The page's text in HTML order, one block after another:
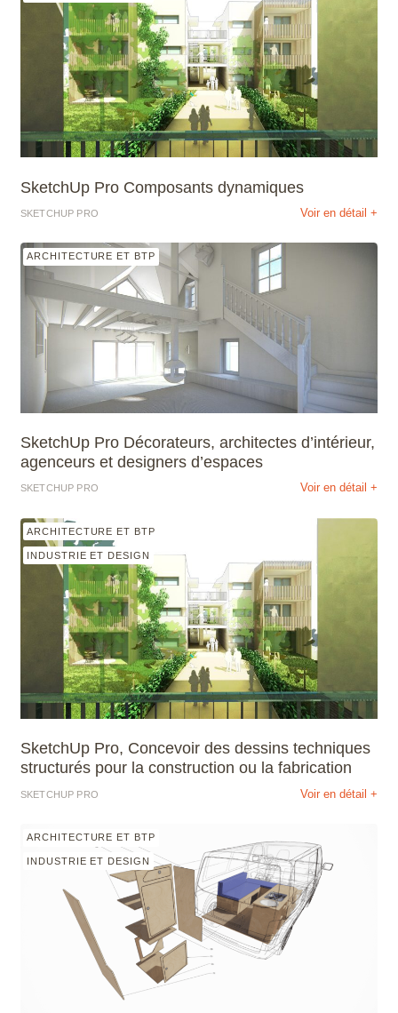
SketchUp Pro Composants dynamiques
SKETCHUP PRO Voir en détail +
ARCHITECTURE ET BTP
SketchUp Pro Décorateurs, architectes d’intérieur,
agenceurs et designers d’espaces
SKETCHUP PRO Voir en détail +
ARCHITECTURE ET BTP
INDUSTRIE ET DESIGN
SketchUp Pro, Concevoir des dessins techniques
structurés pour la construction ou la fabrication
SKETCHUP PRO Voir en détail +
ARCHITECTURE ET BTP
INDUSTRIE ET DESIGN